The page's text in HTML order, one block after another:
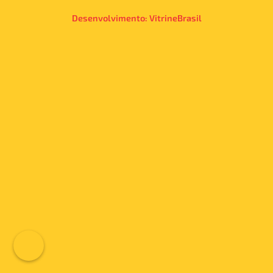
Desenvolvimento: VitrineBrasil